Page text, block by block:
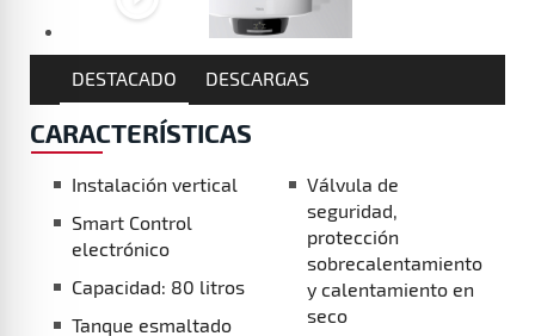
DESTACADO DESCARGAS
CARACTERÍSTICAS
Instalación vertical
Smart Control
electrónico
Capacidad: 80 litros
Tanque esmaltado
Válvula de
seguridad,
protección
sobrecalentamiento
y calentamiento en
seco